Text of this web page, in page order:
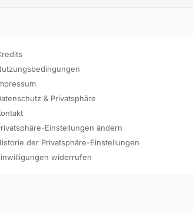
& Privatsphäre
Einstellungen ändern
der Privatsphäre-Einstellungen
widerrufen